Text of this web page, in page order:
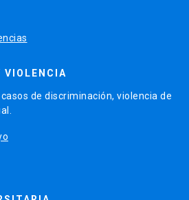
VIOLENCIA
de discriminación, violencia de